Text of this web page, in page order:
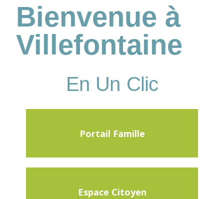
Bienvenue à
Villefontaine
En Un Clic
Portail Famille
Espace Citoyen